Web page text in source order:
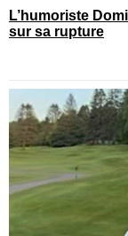
L’humoriste
sur sa rupture